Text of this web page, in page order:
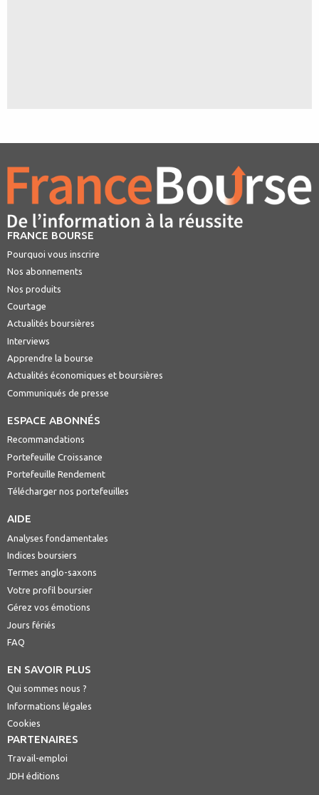
FRANCE BOURSE
Pourquoi vous inscrire
Nos abonnements
Nos produits
Courtage
Actualités boursières
Interviews
Apprendre la bourse
Actualités économiques et boursières
Communiqués de presse
ESPACE ABONNÉS
Recommandations
Portefeuille Croissance
Portefeuille Rendement
Télécharger nos portefeuilles
AIDE
Analyses fondamentales
Indices boursiers
Termes anglo-saxons
Votre profil boursier
Gérez vos émotions
Jours fériés
FAQ
EN SAVOIR PLUS
Qui sommes nous ?
Informations légales
Cookies
PARTENAIRES
Travail-emploi
JDH éditions